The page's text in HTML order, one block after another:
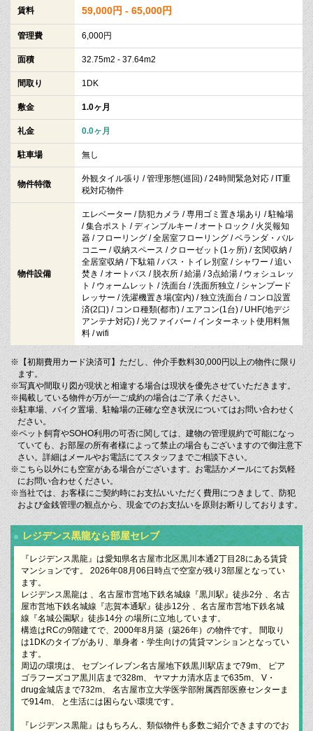
賃料 59,000円 - 65,000円
管理費 6,000円
面積 32.75m2 - 37.64m2
間取り 1DK
敷金 1.0ヶ月
礼金 0.0ヶ月
駐車場 無し
物件特徴
外観タイル張り / 管理形態(巡回) / 24時間緊急対応 / IT重
税対応物件
物件設備
エレベーター / 防犯カメラ / 専用ゴミ置き場あり / 駐輪場
/ 集合ポスト / ディンブルキー / オートロック / 火災報知
器 / フローリング / 全居室フローリング / ベランダ・バル
コニー / 収納スペース / クローゼット(1ヶ所) / 玄関収納 /
全居室収納 / 下駄箱 / バス・トイレ別室 / シャワー / 追い
焚き / オートバス / 脱衣所 / 給湯 / 3点給湯 / ウォシュレッ
ト / ウォームレット / 洗面台 / 洗面所独立 / シャンプード
レッサー / 洗濯機置き場(室内) / 独立洗面台 / コンロ設置
済(2口) / コンロ種類(都市) / エアコン(1台) / UHF(地デジ
アンテナ対応) / 光ファイバー / インターネット使用料無
料 / wifi
※【初期費用カード決済可】ただし、仲介手数料30,000円以上の物件に限り
ます。
※写真や間取り図が現状と相違する場合は現状を優先させていただきます。
※掲載している物件が万が一ご成約の場合はご了承ください。
※駐車場、バイク置場、駐輪場の正確な空き状況についてはお問い合わせく
ださい。
※ペット飼育やSOHO利用の可否に関しては、建物の管理規約で可能になっ
ていても、お部屋の所有者様によって禁止の場合もございますので御注意下
さい。詳細はメールやお電話にてスタッフまでご相談下さい。
※こちら以外にも空室がある場合がございます。お電話かメールにてお気軽
にお問い合わせください。
※当社では、お客様にご契約時にお支払いいただく費用につきまして、防犯
および金銭管理の観点から、現金でのお支払いを原則お断りしております。
レジデンス黒龍なら部屋セレブ
『レジデンス黒龍』は愛知県名古屋市北区黒川本通2丁目28にある賃貸
マンションです。 2026年08月06日時点で空室が残り3部屋となってい
ます。
レジデンス黒龍は 、名古屋市営地下鉄名城線『黒川駅』徒歩2分 、名古
屋市営地下鉄名城線『志賀本通駅』徒歩12分 、名古屋市営地下鉄名城
線『名城公園駅』徒歩14分 の場所に立地しています。
構造はRCの9階建てで、2000年8月築（築26年）の物件です。 間取り
は1DKのタイプがあり、単身者・学生向けの賃貸マンションとなってい
ます。
周辺の環境は、 セブンイレブン名古屋地下鉄黒川駅店まで79m、 ピア
ゴラフーズコア黒川店まで328m、 ヤマナカ清水店まで635m、 V・
drug金城店まで732m、 名古屋市立大学医学部附属西部医療センターま
で914m、 と生活には困らない環境です。
『レジデンス黒龍』はもちろん、類似物件も多数ご紹介できますのでお